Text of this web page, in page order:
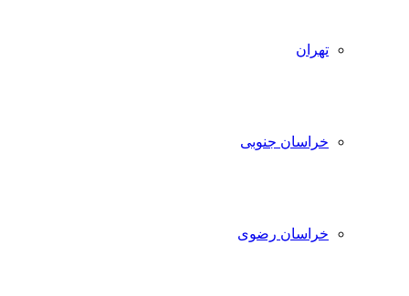
تهران
خراسان جنوبی
خراسان رضوی